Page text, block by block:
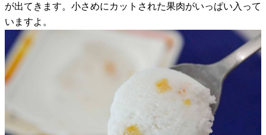
が出てきます。小さめにカットされた果肉がいっぱい入って
いますよ。